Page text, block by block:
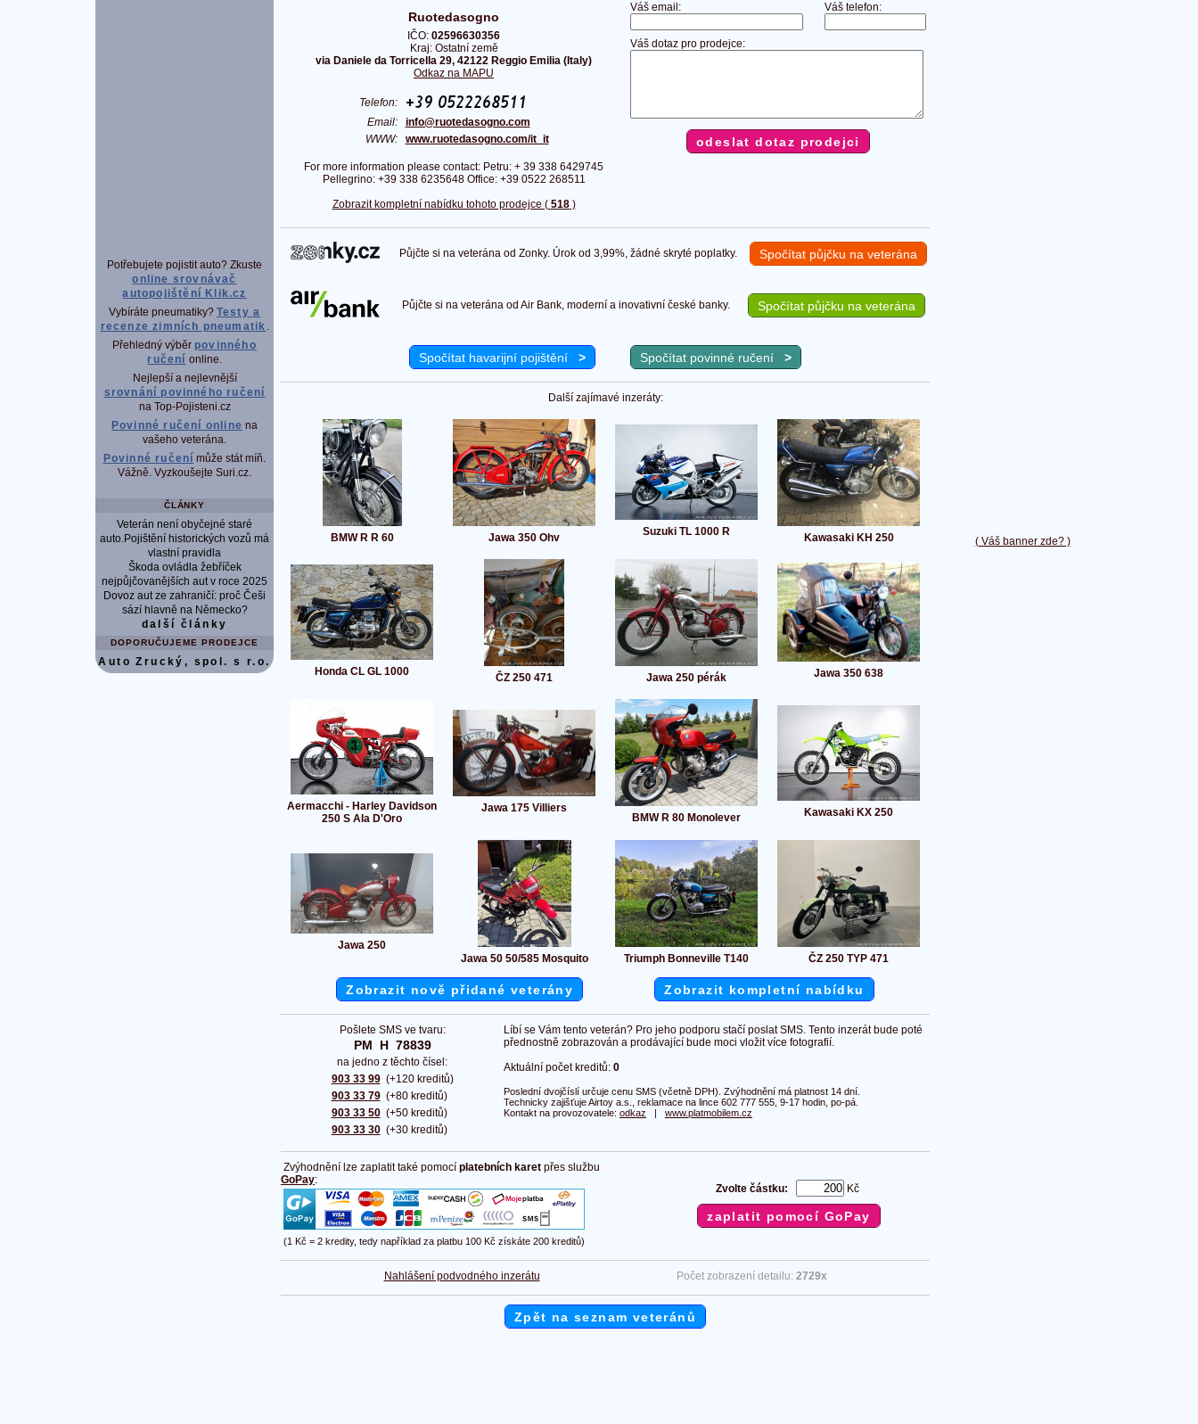
( Váš banner zde? )
Potřebujete pojistit auto? Zkuste
online srovnávač
autopojištění Klik.cz
Vybíráte pneumatiky? Testy a
recenze zimních pneumatik .
Přehledný výběr povinného
ručení online.
Nejlepší a nejlevnější
srovnání povinného ručení
na Top-Pojisteni.cz
Povinné ručení online na
vašeho veterána.
Povinné ručení může stát míň.
Vážně. Vyzkoušejte Suri.cz.
ČLÁNKY
Veterán není obyčejné staré
auto.Pojištění historických vozů má
vlastní pravidla
Škoda ovládla žebříček
nejpůjčovanějších aut v roce 2025
Dovoz aut ze zahraničí: proč Češi
sází hlavně na Německo?
další články
DOPORUČUJEME PRODEJCE
Auto Zrucký, spol. s r.o.
Ruotedasogno
IČO: 02596630356
Kraj: Ostatní země
via Daniele da Torricella 29, 42122 Reggio Emilia (Italy)
Odkaz na MAPU
Telefon:
Email: info@ruotedasogno.com
WWW: www.ruotedasogno.com/it_it
For more information please contact: Petru: + 39 338 6429745
Pellegrino: +39 338 6235648 Office: +39 0522 268511
Zobrazit kompletní nabídku tohoto prodejce ( 518)
Váš email:
Váš telefon:
Váš dotaz pro prodejce:
Půjčte si na veterána od Zonky. Úrok od 3,99%, žádné skryté poplatky. Spočítat půjčku na veterána
Půjčte si na veterána od Air Bank, moderní a inovativní české banky. Spočítat půjčku na veterána
Spočítat havarijní pojištění > Spočítat povinné ručení >
Další zajímavé inzeráty:
BMW R R 60 Jawa 350 Ohv Suzuki TL 1000 R Kawasaki KH 250
Honda CL GL 1000 ČZ 250 471 Jawa 250 pérák Jawa 350 638
Aermacchi - Harley Davidson
250 S Ala D'Oro
Jawa 175 Villiers
BMW R 80 Monolever Kawasaki KX 250
Jawa 250
Jawa 50 50/585 Mosquito
Triumph Bonneville T140 ČZ 250 TYP 471
Zobrazit nově přidané veterány Zobrazit kompletní nabídku
Pošlete SMS ve tvaru:
PM  H  78839
na jedno z těchto čísel:
903 33 99
903 33 79
903 33 50
903 33 30
(+120 kreditů)
(+80 kreditů)
(+50 kreditů)
(+30 kreditů)
Líbí se Vám tento veterán? Pro jeho podporu stačí poslat SMS. Tento inzerát bude poté
přednostně zobrazován a prodávající bude moci vložit více fotografií.
Aktuální počet kreditů: 0
Poslední dvojčíslí určuje cenu SMS (včetně DPH). Zvýhodnění má platnost 14 dní.
Technicky zajišťuje Airtoy a.s., reklamace na lince 602 777 555, 9-17 hodin, po-pá.
Kontakt na provozovatele: odkaz | www.platmobilem.cz
Zvýhodnění lze zaplatit také pomocí platebních karet přes službu
GoPay:
(1 Kč = 2 kredity, tedy například za platbu 100 Kč získáte 200 kreditů)
Zvolte částku: Kč
Nahlášení podvodného inzerátu Počet zobrazení detailu: 2729x
Zpět na seznam veteránů